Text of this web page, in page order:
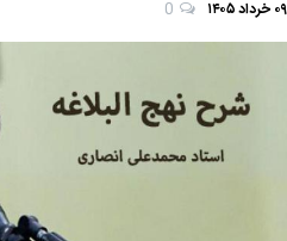
۰۹ خرداد ۱۴۰۵ 0